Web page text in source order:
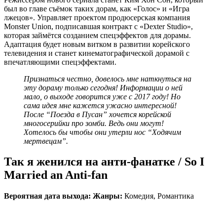
был во главе съёмок таких дорам, как «Голос» и «Игра
лжецов». Управляет проектом продюсерская компания
Monster Union, подписавшая контракт с «Dexter Studio»,
которая займётся созданием спецэффектов для дорамы.
Адаптация будет новым витком в развитии корейского
телевидения и станет кинематографической дорамой с
впечатляющими спецэффектами.
Признаться честно, довелось мне наткнуться на
эту дораму только сегодня! Информации о ней
мало, о выходе говорится уже с 2017 году! Но
сама идея мне кажется ужасно интересной!
После “Поезда в Пусан” хочется корейской
многосерийки про зомби. Ведь они могут!
Хотелось бы чтобы они утерли нос “Ходячим
мертвецам”.
Так я женился на анти-фанатке / So I
Married an Anti-fan
Вероятная дата выхода: Жанры: Комедия, Романтика